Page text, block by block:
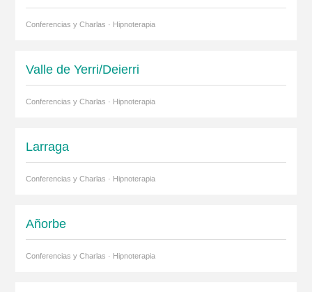
Conferencias y Charlas · Hipnoterapia
Valle de Yerri/Deierri
Conferencias y Charlas · Hipnoterapia
Larraga
Conferencias y Charlas · Hipnoterapia
Añorbe
Conferencias y Charlas · Hipnoterapia